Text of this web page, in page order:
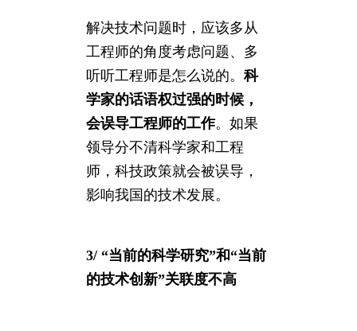
解决技术问题时，应该多从
工程师的角度考虑问题、多
听听工程师是怎么说的。 科
学家的话语权过强的时候，
会误导工程师的工作。如果
领导分不清科学家和工程
师，科技政策就会被误导，
影响我国的技术发展。
3/ “当前的科学研究”和“当前
的技术创新”关联度不高